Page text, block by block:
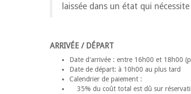
laissée dans un état qui
ARRIVÉE / DÉPART
Date d'arrivée : entre 16h00 et 18h00
Date de départ: à 10h00 au plus tard
Calendrier de paiement :
35% du coût total est dû sur